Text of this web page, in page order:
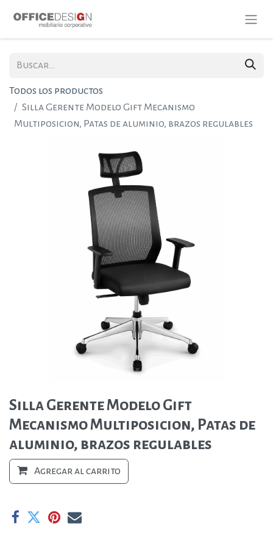
Todos los productos
Silla Gerente Modelo Gift Mecanismo
Multiposicion, Patas de aluminio, brazos regulables
Silla Gerente Modelo Gift
Mecanismo Multiposicion, Patas de
aluminio, brazos regulables
Agregar al carrito